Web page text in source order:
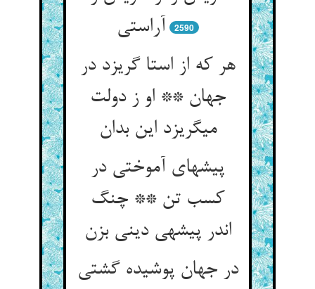
آراستی‏
2590
هر که از استا گریزد در
جهان ** او ز دولت
می‏گریزد این بدان‏
پیشه‏ای آموختی در
کسب تن ** چنگ
اندر پیشه‏ی دینی بزن‏
در جهان پوشیده گشتی